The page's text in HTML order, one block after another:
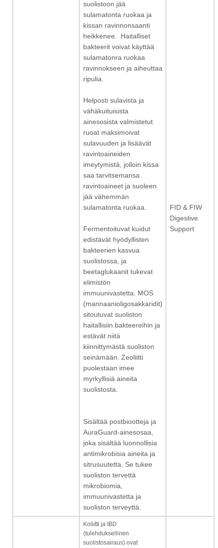
suolistoon jää
sulamatonta ruokaa ja
kissan ravinnonsaanti
heikkenee. Haitalliset
bakteerit voivat käyttää
sulamatonra ruokaa
ravinnokseen ja aiheuttaa
ripulia.
Helposti sulavista ja
vähäkuituisista
ainesosista valmistetut
ruoat maksimoivat
sulavuuden ja lisäävät
ravintoaineiden
imeytymistä, jolloin kissa
saa tarvitsemansa
ravintoaineet ja suoleen
jää vähemmän
sulamatonta ruokaa.
Fermentoituvat kuidut
edistävät hyödyllisten
bakteerien kasvua
suolistossa, ja
beetaglukaanit tukevat
elimistön
immuunivastetta. MOS
(mannaanioligosakkaridit)
sitoutuvat suoliston
haitallisiin bakteereihin ja
estävät niitä
kiinnittymästä suoliston
seinämään. Zeoliitti
puolestaan imee
myrkyllisiä aineita
suolistosta.
Sisältää postbiootteja ja
AuraGuard-ainesosaa,
joka sisältää luonnollisia
antimikrobisia aineita ja
sitrusuutetta. Se tukee
suoliston tervettä
mikrobiomia,
immuunivastetta ja
suoliston terveyttä.
FID & FIW
Digestive
Support
Koliitti ja IBD
(tulehduksellinen
suolistosairaus) ovat